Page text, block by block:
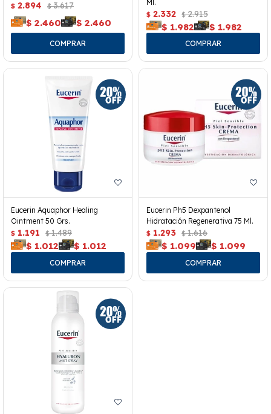
$ 2.894 $ 3.617
$ 2.460 $ 2.460
Ml.
$ 2.332 $ 2.915
$ 1.982 $ 1.982
Eucerin Aquaphor Healing
Ointment 50 Grs.
$ 1.191 $ 1.489
$ 1.012 $ 1.012
Eucerin Ph5 Dexpantenol
Hidratación Regenerativa 75 Ml.
$ 1.293 $ 1.616
$ 1.099 $ 1.099